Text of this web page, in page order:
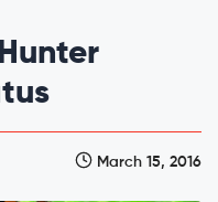
March 15, 2016